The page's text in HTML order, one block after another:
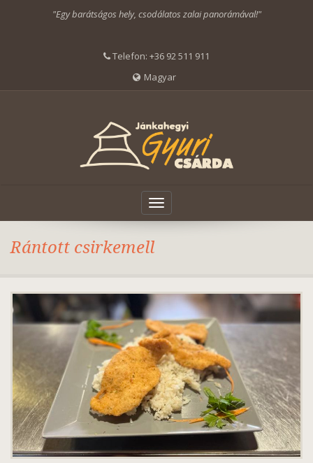
"Egy barátságos hely, csodálatos zalai panorámával!"
Telefon: +36 92 511 911
Magyar
Toggle
navigation
Rántott csirkemell